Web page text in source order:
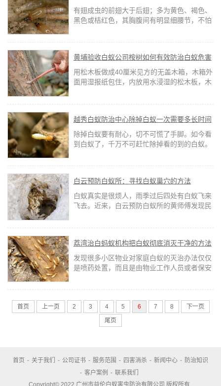
有翅成虫的前翅大于后翅；多为黄色、褐色、
黑色或桔红色，其胸腹间有明显细腰节，不怕
黄埔验收白蚁公司桉树如何有效防治白蚁危害
用松木板做成40厘米见方的无盖木箱，木箱外
面用湿报纸包住，内放用水浸湿的松木板，木
越秀白蚁防治中心除掉白蚁一次需要多长时间
除掉白蚁要有耐心，切不可慌了手脚。如今看
到白蚁了，千万不可赶忙除掉看的到的白蚁。
白云预防白蚁所：寻找白蚁巢穴的方法
白蚁真实是很烦人，雨季过后四处有白蚁飞来
飞去。近来，白云预防白蚁所的黄师傅发现民
荔湾治白蚂蚁机构把白蚁彻底消灭干净的方法
发现很多小区物业对家庭白蚁的灭治办法仅仅
是喷药处置，而且是由物业工作人员或者保安
首页 上一页 2 3 4 5 6 7 8
下一页
尾页
首页 - 关于我们 - 公司证书 - 服务范围 - 四害消杀 - 新闻中心 - 防治知识
- 客户案例 - 联系我们
Copyright© 2022 广州市益伦白蚁害虫防治有限公司 版权所有